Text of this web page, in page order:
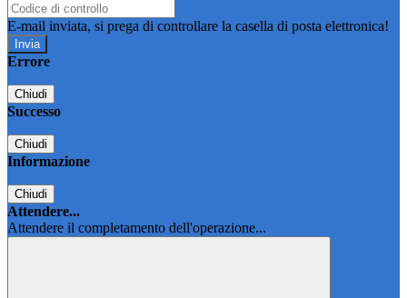
E-mail inviata, si prega di controllare la casella di posta elettronica!
Errore
Chiudi
Successo
Chiudi
Informazione
Chiudi
Attendere...
Attendere il completamento dell'operazione...